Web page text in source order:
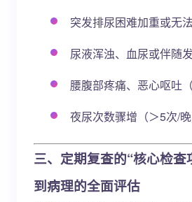
突发排尿困难加重或无
尿液浑浊、血尿或伴随
腰腹部疼痛、恶心呕吐
夜尿次数骤增（＞5次/
三、定期复查的“核心检查
到病理的全面评估